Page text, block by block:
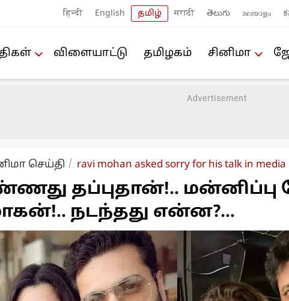
हिन्दी English தமிழ் मराठी తెలుగు മലയാളം
விளையா‌ட்டு த‌மிழக‌ம் சினிமா
செய்தி ravi mohan asked sorry for his talk in media
தப்புதான்!.. மன்னிப்பு
நடந்தது என்ன?...